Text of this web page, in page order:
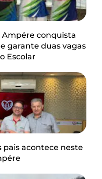
Ampére conquista
garante duas vagas
Escolar
pais acontece neste